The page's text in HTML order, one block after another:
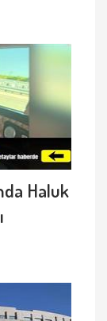
Haluk